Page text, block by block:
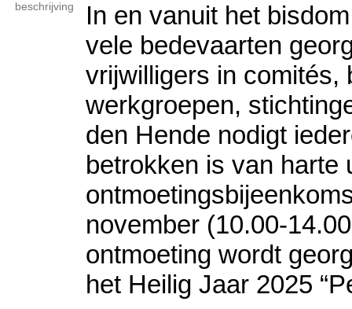
beschrijving
In en vanuit het
vele bedevaarten
vrijwilligers in comités,
werkgroepen,
den Hende nodigt
betrokken is van harte
november (10.00-
ontmoeting wordt
het Heilig Jaar 2025